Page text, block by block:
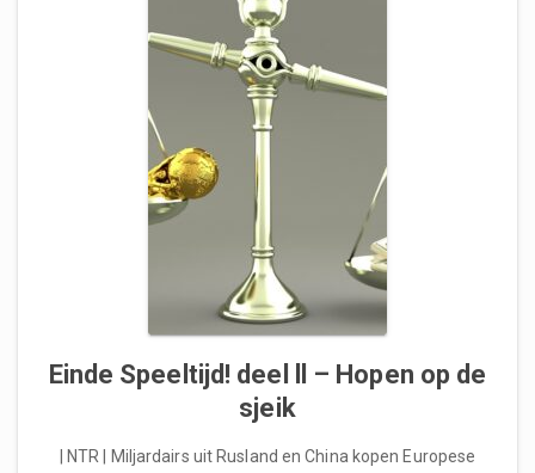
Einde Speeltijd! deel ll – Hopen op de
sjeik
| NTR | Miljardairs uit Rusland en China kopen Europese